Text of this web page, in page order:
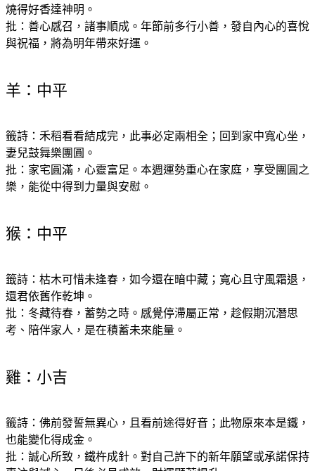
燒得好香達神明。
批：善心感召，諸事順成。年節前多行小善，發自內心的喜悅
與祝福，將為明年帶來好運。
羊：中平
籤詩：禾稻看看結成完，此事必定兩相全；回到家中寬心坐，
妻兒鼓舞樂團圓。
批：家宅圓滿，心靈富足。本週運勢重心在家庭，享受團圓之
樂，能從中得到力量與安慰。
猴：中平
籤詩：枯木可惜未逢春，如今還在暗中藏；寬心且守風霜退，
還君依舊作乾坤。
批：冬藏待春，蓄勢之時。感覺停滯屬正常，趁假期沉潛思
考、陪伴家人，是在積蓄未來能量。
雞：小吉
籤詩：佛前發誓無異心，且看前途得好音；此物原來本是鐵，
也能變化得成金。
批：誠心所致，鐵杵成針。對自己許下的新年願望或承諾保持